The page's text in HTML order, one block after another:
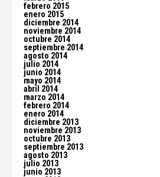
febrero 2015
enero 2015
diciembre 2014
noviembre 2014
octubre 2014
septiembre 2014
agosto 2014
julio 2014
junio 2014
mayo 2014
abril 2014
marzo 2014
febrero 2014
enero 2014
diciembre 2013
noviembre 2013
octubre 2013
septiembre 2013
agosto 2013
julio 2013
junio 2013